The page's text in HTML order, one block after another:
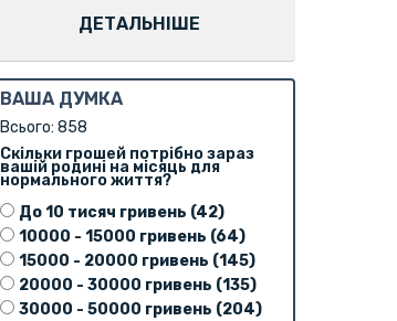
ДЕТАЛЬНІШЕ
ВАША ДУМКА
Всього: 858
Скільки грошей потрібно зараз
вашій родині на місяць для
нормального життя?
До 10 тисяч гривень (42)
10000 - 15000 гривень (64)
15000 - 20000 гривень (145)
20000 - 30000 гривень (135)
30000 - 50000 гривень (204)